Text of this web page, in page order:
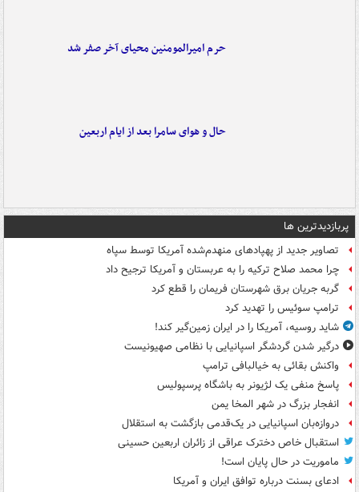
حرم امیرالمومنین محیای آخر صفر شد
حال و هوای سامرا بعد از ایام اربعین
پربازدیدترین ها
تصاویر جدید از پهپادهای منهدم‌شده آمریکا توسط سپاه
چرا محمد صلاح ترکیه را به عربستان و آمریکا ترجیح داد
گربه جریان برق شهرستان فریمان را قطع کرد
ترامپ سوئیس را تهدید کرد
شاید روسیه، آمریکا را در ایران زمین‌گیر کند!
درگیر شدن گردشگر اسپانیایی با نظامی صهیونیست
واکنش بقائی به خیالبافی ترامپ
پاسخ منفی یک لژیونر به باشگاه پرسپولیس
انفجار بزرگ در شهر المخا یمن
دروازه‌بان اسپانیایی در یک‌قدمی بازگشت به استقلال
استقبال خاص دخترک عراقی از زائران اربعین حسینی
ماموریت در حال پایان است!
ادعای بسنت درباره توافق ایران و آمریکا